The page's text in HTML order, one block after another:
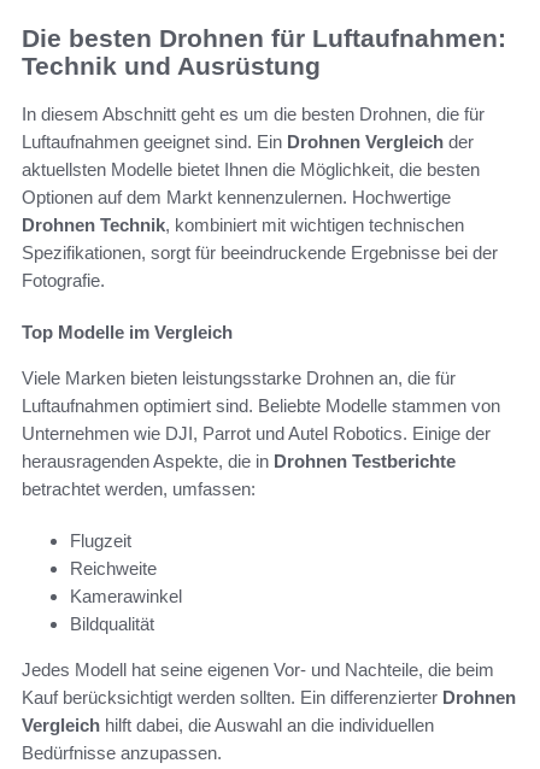
Die besten Drohnen für Luftaufnahmen:
Technik und Ausrüstung
In diesem Abschnitt geht es um die besten Drohnen, die für
Luftaufnahmen geeignet sind. Ein Drohnen Vergleich der
aktuellsten Modelle bietet Ihnen die Möglichkeit, die besten
Optionen auf dem Markt kennenzulernen. Hochwertige
Drohnen Technik, kombiniert mit wichtigen technischen
Spezifikationen, sorgt für beeindruckende Ergebnisse bei der
Fotografie.
Top Modelle im Vergleich
Viele Marken bieten leistungsstarke Drohnen an, die für
Luftaufnahmen optimiert sind. Beliebte Modelle stammen von
Unternehmen wie DJI, Parrot und Autel Robotics. Einige der
herausragenden Aspekte, die in Drohnen Testberichte
betrachtet werden, umfassen:
Flugzeit
Reichweite
Kamerawinkel
Bildqualität
Jedes Modell hat seine eigenen Vor- und Nachteile, die beim
Kauf berücksichtigt werden sollten. Ein differenzierter Drohnen
Vergleich hilft dabei, die Auswahl an die individuellen
Bedürfnisse anzupassen.